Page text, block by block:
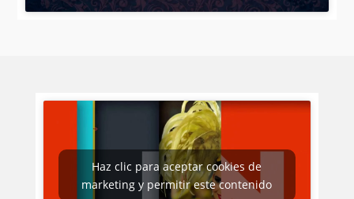
Haz clic para aceptar cookies de
marketing y permitir este contenido